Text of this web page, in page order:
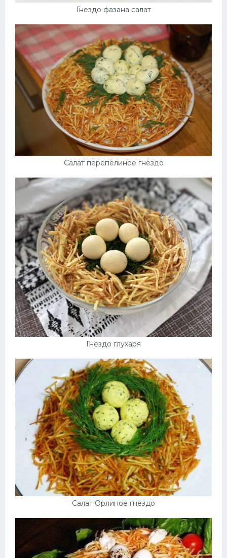
Гнездо фазана салат
Салат перепелиное гнездо
Гнездо глухаря
Салат Орлиное гнездо